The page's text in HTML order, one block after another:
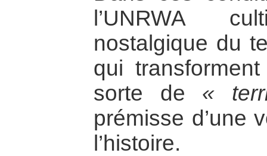
l’UNRWA
nostalgique du
qui
sorte de «
prémisse d’une
l’histoire.